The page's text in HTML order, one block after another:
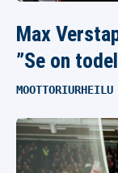
Max
”Se on
MOOTTORIURHEILU